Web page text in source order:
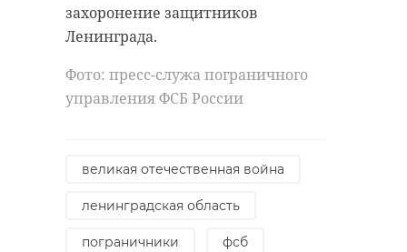
захоронение защитников
Ленинграда.
Фото: пресс-служа пограничного
управления ФСБ России
великая отечественная война
ленинградская область
пограничники фсб
Как управлять
олимпийскими